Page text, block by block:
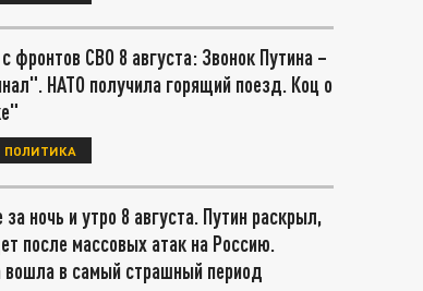
фронтов СВО 8 августа: Звонок Путина –
НАТО получила горящий поезд. Коц о
ПОЛИТИКА
за ночь и утро 8 августа. Путин раскрыл,
после массовых атак на Россию.
вошла в самый страшный период